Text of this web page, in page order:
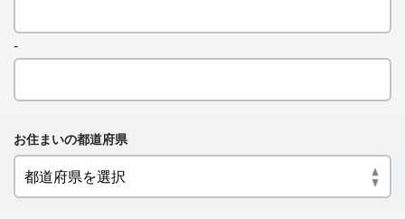
-
お住まいの都道府県